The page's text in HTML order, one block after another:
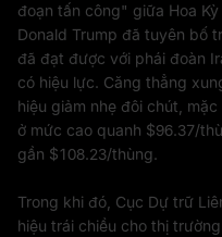
đoạn tấn công" giữa Hoa
Donald Trump đã tuyên bố
đã đạt được với phái đoàn
có hiệu lực. Căng thẳng
hiệu giảm nhẹ đôi chút,
ở mức cao quanh $96.37/
gần $108.23/thùng.
Trong khi đó, Cục Dự trữ
hiệu trái chiều cho thị